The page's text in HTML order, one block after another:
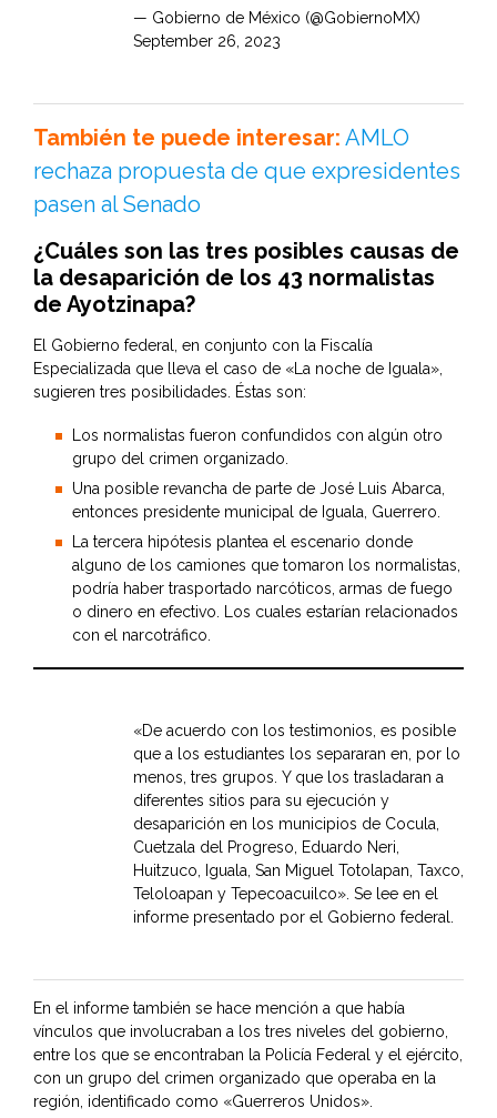
— Gobierno de México (@GobiernoMX)
September 26, 2023
También te puede interesar: AMLO
rechaza propuesta de que expresidentes
pasen al Senado
¿Cuáles son las tres posibles causas de
la desaparición de los 43 normalistas
de Ayotzinapa?
El Gobierno federal, en conjunto con la Fiscalía
Especializada que lleva el caso de «La noche de Iguala»,
sugieren tres posibilidades. Éstas son:
Los normalistas fueron confundidos con algún otro
grupo del crimen organizado.
Una posible revancha de parte de José Luis Abarca,
entonces presidente municipal de Iguala, Guerrero.
La tercera hipótesis plantea el escenario donde
alguno de los camiones que tomaron los normalistas,
podría haber trasportado narcóticos, armas de fuego
o dinero en efectivo. Los cuales estarían relacionados
con el narcotráfico.
«De acuerdo con los testimonios, es posible
que a los estudiantes los separaran en, por lo
menos, tres grupos. Y que los trasladaran a
diferentes sitios para su ejecución y
desaparición en los municipios de Cocula,
Cuetzala del Progreso, Eduardo Neri,
Huitzuco, Iguala, San Miguel Totolapan, Taxco,
Teloloapan y Tepecoacuilco». Se lee en el
informe presentado por el Gobierno federal.
En el informe también se hace mención a que había
vínculos que involucraban a los tres niveles del gobierno,
entre los que se encontraban la Policía Federal y el ejército,
con un grupo del crimen organizado que operaba en la
región, identificado como «Guerreros Unidos».